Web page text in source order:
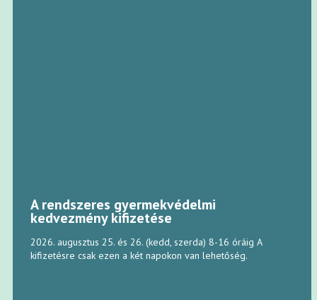
A rendszeres gyermekvédelmi
kedvezmény kifizetése
2026. augusztus 25. és 26. (kedd, szerda) 8-16 óráig A
kifizetésre csak ezen a két napokon van lehetőség.